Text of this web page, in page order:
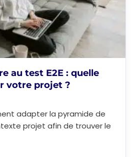
au test E2E : quelle
votre projet ?
adapter la pyramide de
projet afin de trouver le